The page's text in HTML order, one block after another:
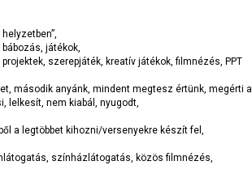
játékok,
szerepjáték, kreatív játékok, filmnézés, PPT
második anyánk, mindent megtesz értünk, megérti a
lelkesít, nem kiabál, nyugodt,
a legtöbbet kihozni/versenyekre készít fel,
színházlátogatás, közös filmnézés,